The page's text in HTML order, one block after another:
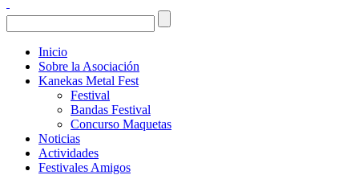
Inicio
Sobre la Asociación
Kanekas Metal Fest
Festival
Bandas Festival
Concurso Maquetas
Noticias
Actividades
Festivales Amigos